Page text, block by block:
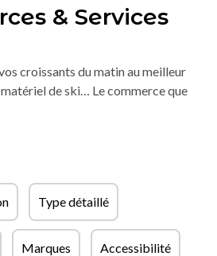
& Services
croissants du matin au meilleur
de ski… Le commerce que
Type détaillé
Marques Accessibilité